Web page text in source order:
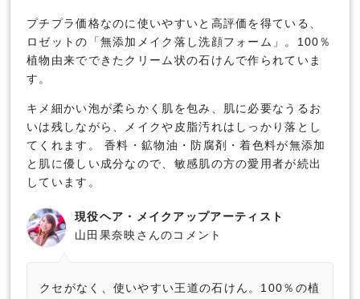
プチプラ価格なのに使いやすいと高評価を得ている、
ロゼットの「無添加メイク落し洗顔フォーム」。100％
植物由来でできたクリーム状の石けんで作られていま
す。
キメ細かい泡が柔らかく肌を包み、肌に必要なうるお
いは残しながら、メイクや皮脂汚れはしっかり落とし
てくれます。 香料・鉱物油・防腐剤・着色料が無添加
と肌に優しい成分なので、敏感肌の方の愛用者が続出
しています。
現役ヘア・メイクアップアーティスト
山田果奈映さんのコメント
クセがなく、使いやすい王道の石けん。100％の植